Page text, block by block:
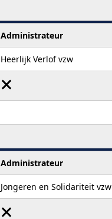
Administrateur
Heerlijk Verlof vzw
Administrateur
Jongeren en Solidariteit vzw